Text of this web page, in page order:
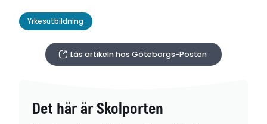
Yrkesutbildning
Läs artikeln hos Göteborgs-Posten
Det här är Skolporten